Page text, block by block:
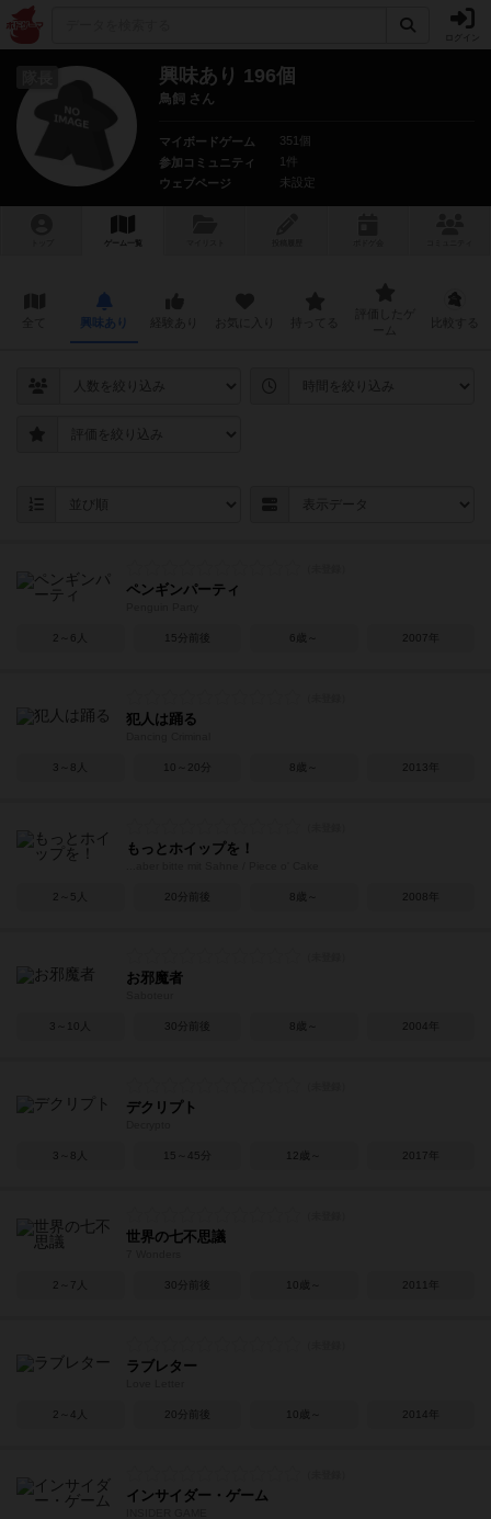
興味あり 196個
鳥飼 さん
マイボードゲーム
351個
参加コミュニティ
1件
ウェブページ
未設定
ゲーム一覧
興味あり
ペンギンパーティ
2～6人 15分前後 6歳～ 2007年
犯人は踊る
3～8人 10～20分 8歳～ 2013年
もっとホイップを！
2～5人 20分前後 8歳～ 2008年
お邪魔者
3～10人 30分前後 8歳～ 2004年
デクリプト
3～8人 15～45分 12歳～ 2017年
世界の七不思議
2～7人 30分前後 10歳～ 2011年
ラブレター
2～4人 20分前後 10歳～ 2014年
インサイダー・ゲーム